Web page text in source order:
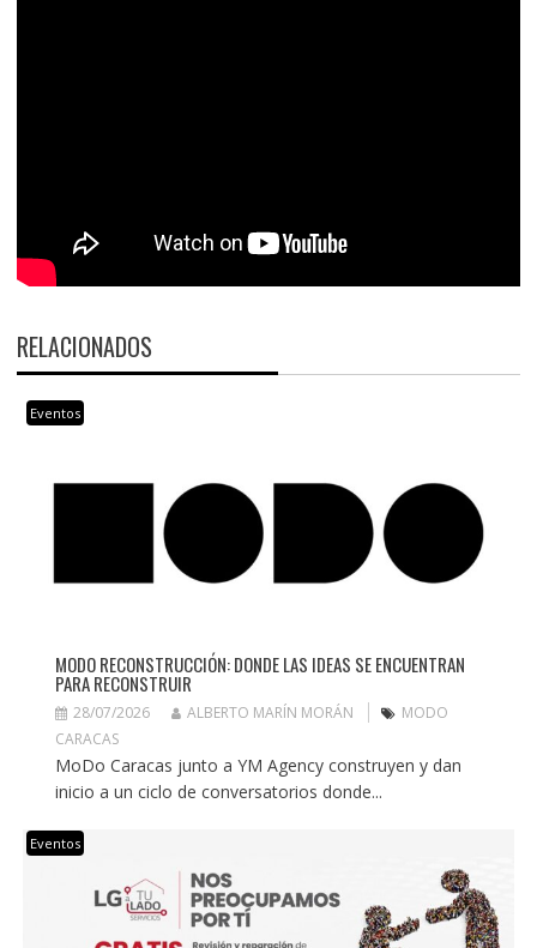
RELACIONADOS
Eventos
MODO RECONSTRUCCIÓN: DONDE LAS IDEAS SE ENCUENTRAN
PARA RECONSTRUIR
28/07/2026 ALBERTO MARÍN MORÁN
MODO
CARACAS
MoDo Caracas junto a YM Agency construyen y dan
inicio a un ciclo de conversatorios donde...
Eventos